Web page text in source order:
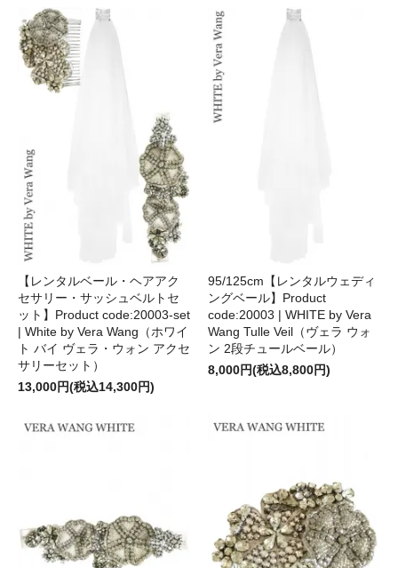
【レンタルベール・ヘアアク
セサリー・サッシュベルトセ
ット】Product code:20003-set
| White by Vera Wang（ホワイ
ト バイ ヴェラ・ウォン アクセ
サリーセット）
13,000円(税込14,300円)
95/125cm【レンタルウェディ
ングベール】Product
code:20003 | WHITE by Vera
Wang Tulle Veil（ヴェラ ウォ
ン 2段チュールベール）
8,000円(税込8,800円)